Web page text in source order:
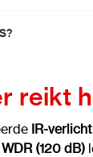
reikt
IR-
(120 dB)